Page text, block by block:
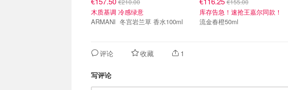
€210.00
木质基调 冷感绿意
ARMANI 冬宫岩兰草 香水100ml
€155.00
库存告急！速抢王嘉尔同款！
流金春橙50ml
评论 收藏 1
写评论